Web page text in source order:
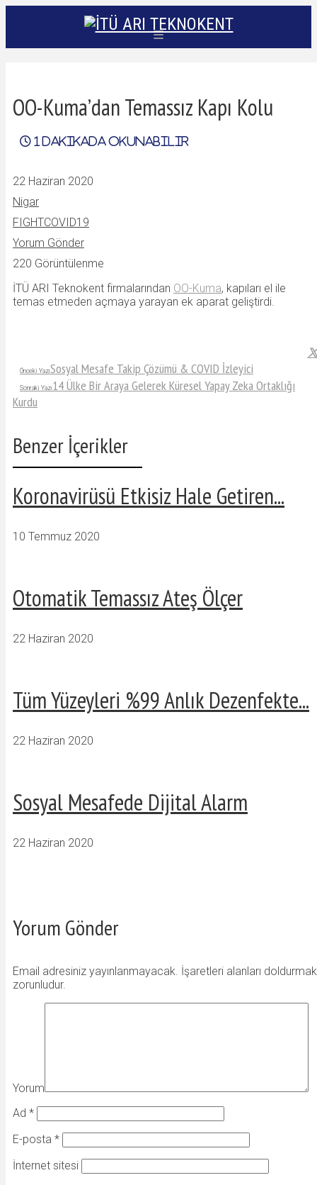
OO-Kuma’dan Temassız Kapı Kolu
1 dakikada okunabilir
22 Haziran 2020
Nigar
FIGHTCOVID19
Yorum Gönder
220 Görüntülenme
İTÜ ARI Teknokent firmalarından OO-Kuma, kapıları el ile
temas etmeden açmaya yarayan ek aparat geliştirdi.
Önceki YazıSosyal Mesafe Takip Çözümü & COVID İzleyici
Sonraki Yazı 14 Ülke Bir Araya Gelerek Küresel Yapay Zeka Ortaklığı
Kurdu
Benzer İçerikler
Koronavirüsü Etkisiz Hale Getiren...
10 Temmuz 2020
Otomatik Temassız Ateş Ölçer
22 Haziran 2020
Tüm Yüzeyleri %99 Anlık Dezenfekte...
22 Haziran 2020
Sosyal Mesafede Dijital Alarm
22 Haziran 2020
Yorum Gönder
Email adresiniz yayınlanmayacak. İşaretleri alanları doldurmak
zorunludur.
Yorum
Ad *
E-posta *
İnternet sitesi